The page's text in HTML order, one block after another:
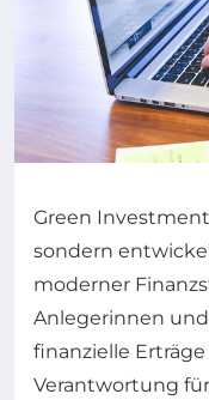
Green
sondern
moderner
Anlegerinnen
finanzielle
Verantwortung